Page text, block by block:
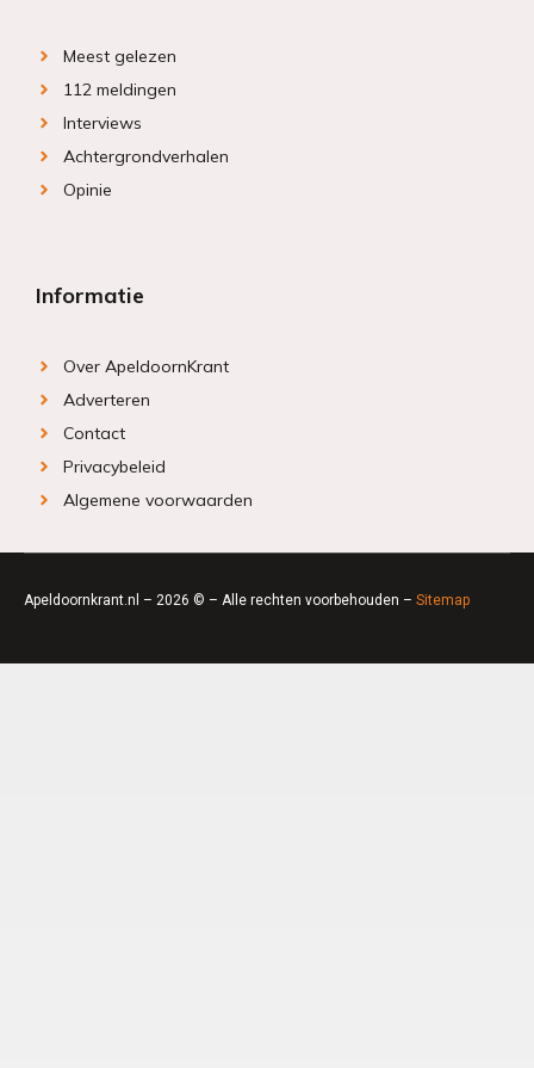
Meest gelezen
112 meldingen
Interviews
Achtergrondverhalen
Opinie
Informatie
Over ApeldoornKrant
Adverteren
Contact
Privacybeleid
Algemene voorwaarden
Apeldoornkrant.nl – 2026 © – Alle rechten voorbehouden – Sitemap